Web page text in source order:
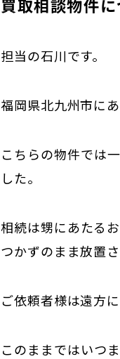
買取相談物件に
担当の石川です。
福岡県北九州市に
こちらの物件では
した。
相続は甥にあたる
つかずのまま放置さ
ご依頼者様は遠方
このままではいつ